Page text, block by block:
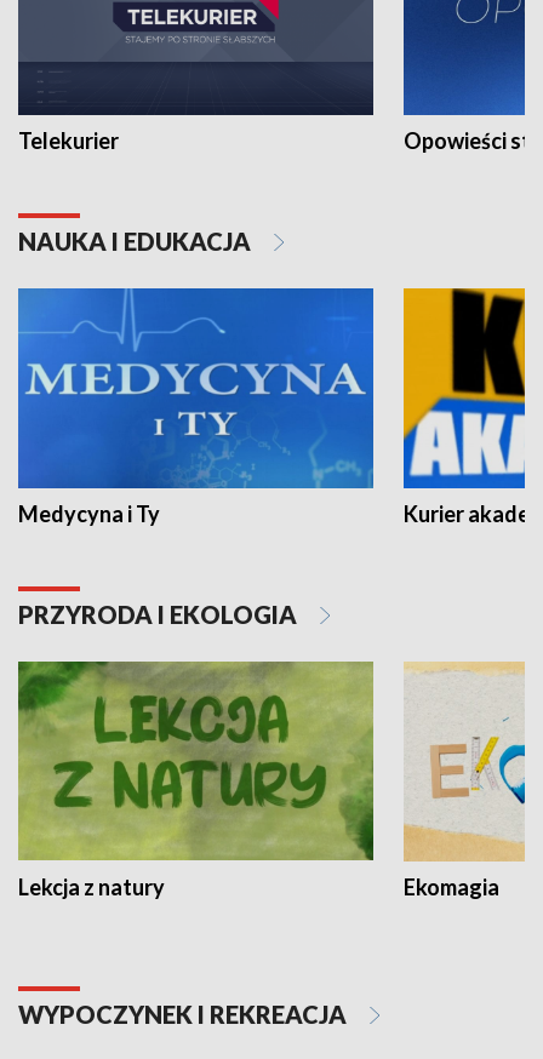
Telekurier Opowieści
NAUKA I EDUKACJA
Medycyna i Ty Kurier
PRZYRODA I EKOLOGIA
Lekcja z natury Ekomagia
WYPOCZYNEK I REKREACJA